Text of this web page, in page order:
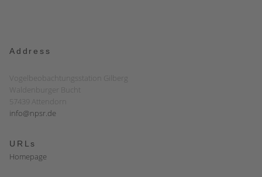
Address
Vogelbeobachtungsstation Gilberg
Waldenburger Bucht
57439 Attendorn
info@npsr.de
URLs
Homepage